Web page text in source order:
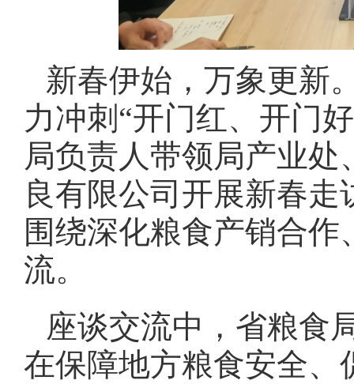
新春伊始，万象更新
力冲刺“开门红、开门
局负责人带领局产业
良有限公司开展新春
围绕深化粮食产销合
流。
座谈交流中，省粮食
在保障地方粮食安全、